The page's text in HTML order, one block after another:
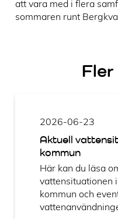
att vara med i flera
sommaren runt
2026-06-23
Aktuell
kommun
Här kan du läsa
vattensituationen
kommun och